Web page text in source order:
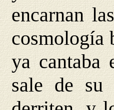
encarnan
cosmología
ya
sale de su